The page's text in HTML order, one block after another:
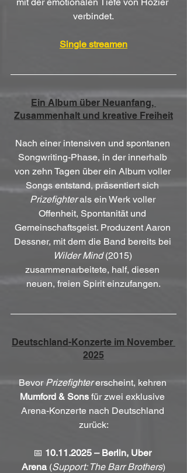
verbindet.
Single streamen
Ein Album über Neuanfang,
Zusammenhalt und kreative Freiheit
Nach einer intensiven und spontanen
Songwriting-Phase, in der innerhalb
von zehn Tagen über ein Album voller
Songs entstand, präsentiert sich
Prizefighter als ein Werk voller
Offenheit, Spontanität und
Gemeinschaftsgeist. Produzent Aaron
Dessner, mit dem die Band bereits bei
Wilder Mind (2015)
zusammenarbeitete, half, diesen
neuen, freien Spirit einzufangen.
Deutschland-Konzerte im November
2025
Bevor Prizefighter erscheint, kehren
Mumford & Sons für zwei exklusive
Arena-Konzerte nach Deutschland
zurück:
📅 10.11.2025 – Berlin, Uber
Arena (Support: The Barr Brothers)